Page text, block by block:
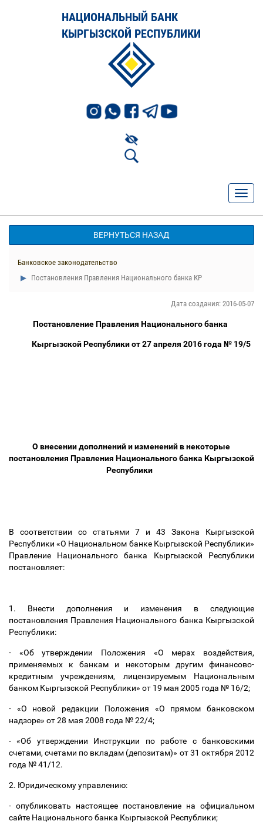
НАЦИОНАЛЬНЫЙ БАНК
КЫРГЫЗСКОЙ РЕСПУБЛИКИ
ВЕРНУТЬСЯ НАЗАД
Банковское законодательство
Постановления Правления Национального банка КР
Дата создания: 2016-05-07
Постановление Правления Национального банка
Кыргызской Республики от 27 апреля 2016 года № 19/5
О внесении дополнений и изменений в некоторые
постановления Правления Национального банка Кыргызской
Республики
В соответствии со статьями 7 и 43 Закона Кыргызской
Республики «О Национальном банке Кыргызской Республики»
Правление Национального банка Кыргызской Республики
постановляет:
1. Внести дополнения и изменения в следующие
постановления Правления Национального банка Кыргызской
Республики:
- «Об утверждении Положения «О мерах воздействия,
применяемых к банкам и некоторым другим финансово-
кредитным учреждениям, лицензируемым Национальным
банком Кыргызской Республики» от 19 мая 2005 года № 16/2;
- «О новой редакции Положения «О прямом банковском
надзоре» от 28 мая 2008 года № 22/4;
- «Об утверждении Инструкции по работе с банковскими
счетами, счетами по вкладам (депозитам)» от 31 октября 2012
года № 41/12.
2. Юридическому управлению:
- опубликовать настоящее постановление на официальном
сайте Национального банка Кыргызской Республики;